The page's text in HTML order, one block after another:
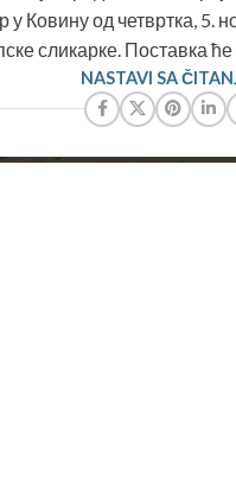
у Ковину од четвртка,
сликарке. Поставка ће
NASTAVI SA